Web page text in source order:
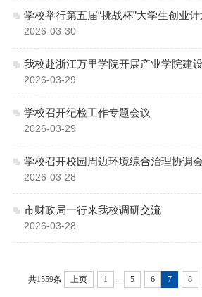
学校举行第五届“挑战杯”大学生创业
2026-03-30
我校赴浙江万里学院开展产业学院建
2026-03-29
学校召开纪检工作专题会议
2026-03-29
学校召开校园周边环境综合治理协调会
2026-03-28
市财政局一行来我校调研交流
2026-03-28
共1559条 上页 1 5 6 7 8